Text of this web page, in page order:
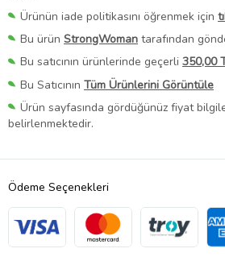
Ürünün iade politikasını öğrenmek için
Bu ürün StrongWoman tarafından
Bu satıcının ürünlerinde geçerli 350,00
Bu Satıcının Tüm Ürünlerini Görüntüle
Ürün sayfasında gördüğünüz fiyat
belirlenmektedir.
Ödeme Seçenekleri